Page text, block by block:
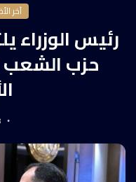
آخر
رئيس
حزب الشعب